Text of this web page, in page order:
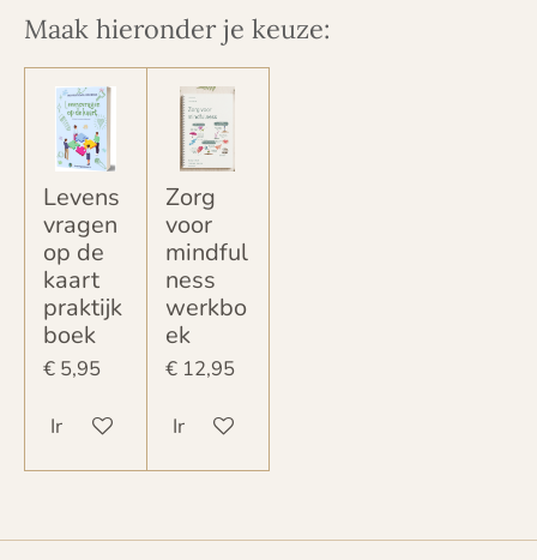
Maak hieronder je keuze:
Levens
vragen
op de
kaart
praktijk
boek
€ 5,95
In winkelwagen
Zorg
voor
mindful
ness
werkbo
ek
€ 12,95
In winkelwagen